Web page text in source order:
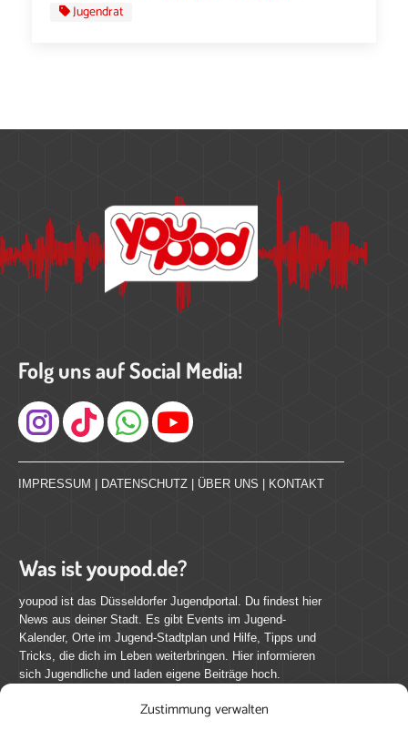
Zustimmung verwalten
Jugendrat
Folg uns auf Social Media!
Instagram
IMPRESSUM DATENSCHUTZ ÜBER UNS KONTAKT
Was ist youpod.de?
youpod ist das Düsseldorfer Jugendportal. Du findest hier
News aus deiner Stadt. Es gibt Events im Jugend-
Kalender, Orte im Jugend-Stadtplan und Hilfe, Tipps und
Tricks, die dich im Leben weiterbringen. Hier informieren
sich Jugendliche und laden eigene Beiträge hoch.